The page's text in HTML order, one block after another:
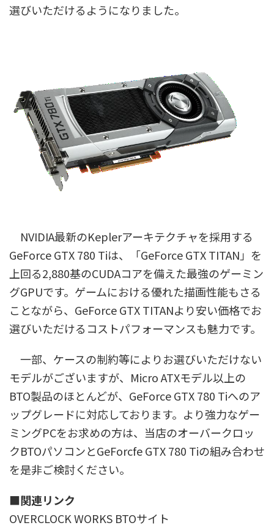
選びいただけるようになりました。
NVIDIA最新のKeplerアーキテクチャを採用する
GeForce GTX 780 Tiは、「GeForce GTX TITAN」を
上回る2,880基のCUDAコアを備えた最強のゲーミン
グGPUです。ゲームにおける優れた描画性能もさる
ことながら、GeForce GTX TITANより安い価格でお
選びいただけるコストパフォーマンスも魅力です。
一部、ケースの制約等によりお選びいただけない
モデルがございますが、Micro ATXモデル以上の
BTO製品のほとんどが、GeForce GTX 780 Tiへのア
ップグレードに対応しております。より強力なゲー
ミングPCをお求めの方は、当店のオーバークロッ
クBTOパソコンとGeForcfe GTX 780 Tiの組み合わせ
を是非ご検討ください。
■関連リンク
OVERCLOCK WORKS BTOサイト